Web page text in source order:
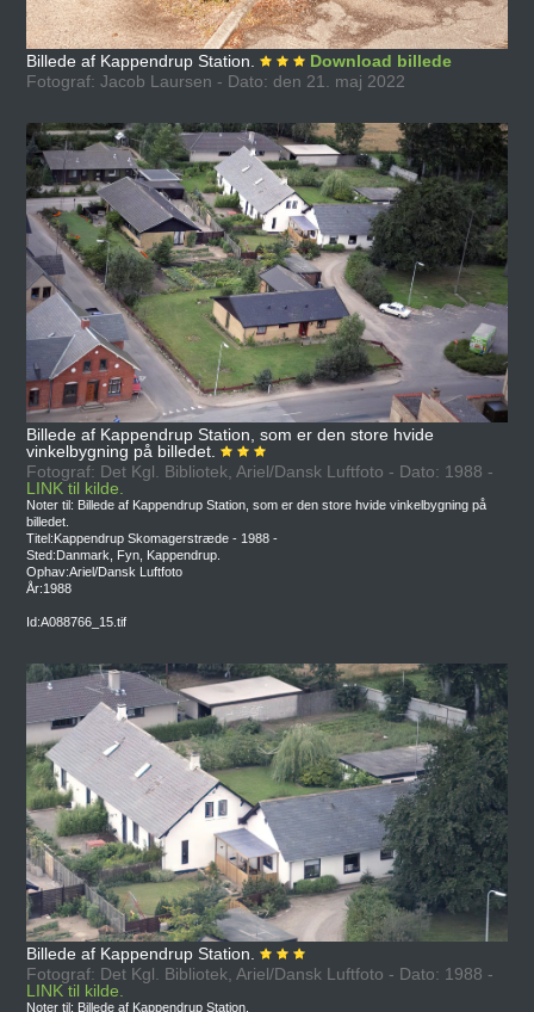
Billede af Kappendrup Station.
Download billede
Fotograf: Jacob Laursen - Dato: den 21. maj 2022
Billede af Kappendrup Station, som er den store hvide
vinkelbygning på billedet.
Fotograf: Det Kgl. Bibliotek, Ariel/Dansk Luftfoto - Dato: 1988 -
LINK til kilde.
Noter til: Billede af Kappendrup Station, som er den store hvide vinkelbygning på
billedet.
Titel:Kappendrup Skomagerstræde - 1988 -
Sted:Danmark, Fyn, Kappendrup.
Ophav:Ariel/Dansk Luftfoto
År:1988
Id:A088766_15.tif
Billede af Kappendrup Station.
Fotograf: Det Kgl. Bibliotek, Ariel/Dansk Luftfoto - Dato: 1988 -
LINK til kilde.
Noter til: Billede af Kappendrup Station.